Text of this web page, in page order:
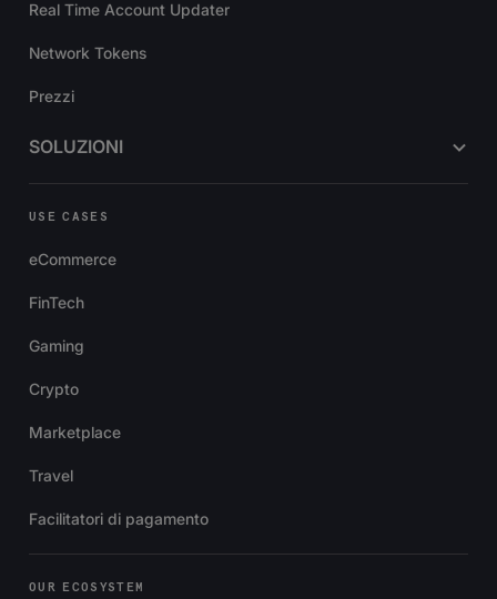
Real Time Account Updater
Network Tokens
Prezzi
SOLUZIONI
USE CASES
eCommerce
FinTech
Gaming
Crypto
Marketplace
Travel
Facilitatori di pagamento
OUR ECOSYSTEM